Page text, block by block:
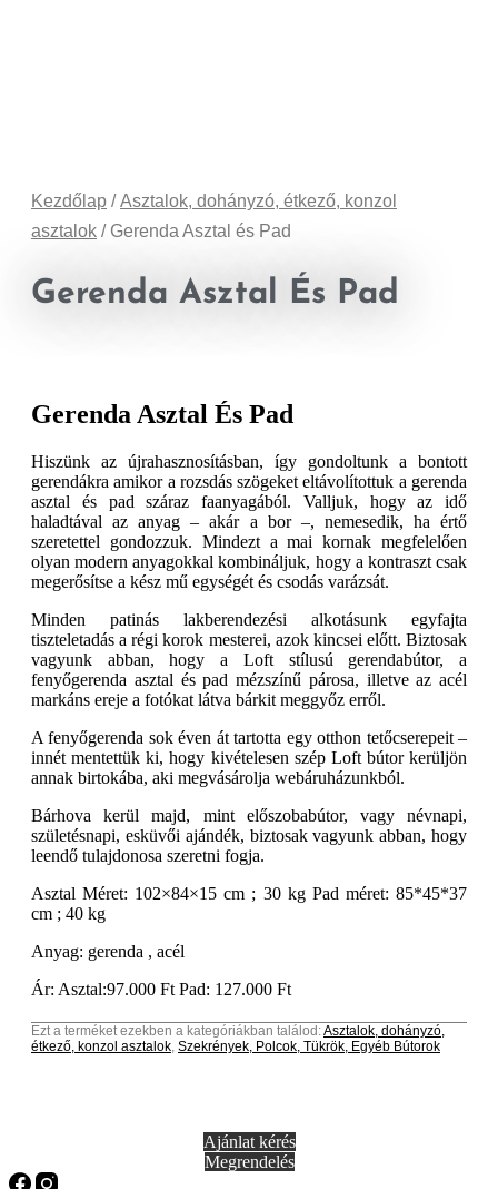
Kezdőlap /Asztalok, dohányzó, étkező, konzol
asztalok / Gerenda Asztal és Pad
Gerenda Asztal És Pad
Gerenda Asztal És Pad
Hiszünk az újrahasznosításban, így gondoltunk a bontott
gerendákra amikor a rozsdás szögeket eltávolítottuk a gerenda
asztal és pad száraz faanyagából. Valljuk, hogy az idő
haladtával az anyag – akár a bor –, nemesedik, ha értő
szeretettel gondozzuk. Mindezt a mai kornak megfelelően
olyan modern anyagokkal kombináljuk, hogy a kontraszt csak
megerősítse a kész mű egységét és csodás varázsát.
Minden patinás lakberendezési alkotásunk egyfajta
tiszteletadás a régi korok mesterei, azok kincsei előtt. Biztosak
vagyunk abban, hogy a Loft stílusú gerendabútor, a
fenyőgerenda asztal és pad mézszínű párosa, illetve az acél
markáns ereje a fotókat látva bárkit meggyőz erről.
A fenyőgerenda sok éven át tartotta egy otthon tetőcserepeit –
innét mentettük ki, hogy kivételesen szép Loft bútor kerüljön
annak birtokába, aki megvásárolja webáruházunkból.
Bárhova kerül majd, mint előszobabútor, vagy névnapi,
születésnapi, esküvői ajándék, biztosak vagyunk abban, hogy
leendő tulajdonosa szeretni fogja.
Asztal Méret: 102×84×15 cm ; 30 kg Pad méret: 85*45*37
cm ; 40 kg
Anyag: gerenda , acél
Ár: Asztal:97.000 Ft Pad: 127.000 Ft
Ezt a terméket ezekben a kategóriákban találod:Asztalok, dohányzó,
étkező, konzol asztalok, Szekrények, Polcok, Tükrök, Egyéb Bútorok
Ajánlat kérés
Megrendelés